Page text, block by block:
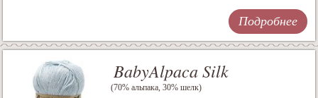
Подробнее
BabyAlpaca Silk
(70% альпака, 30% шелк)